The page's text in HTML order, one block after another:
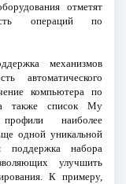
отметят
операций по
механизмов
автоматического
компьютера по
а также список My
наиболее
одной уникальной
поддержка набора
улучшить
К примеру,